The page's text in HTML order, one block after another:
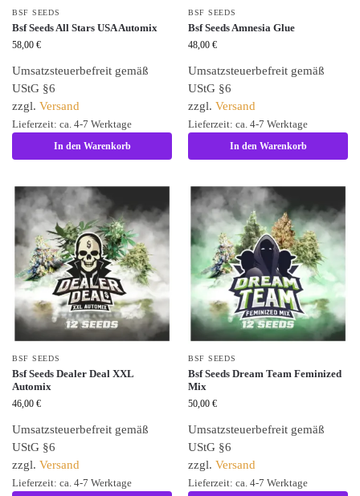
BSF SEEDS
Bsf Seeds All Stars USA Automix
58,00 €
Umsatzsteuerbefreit gemäß
UStG §6
zzgl. Versand
Lieferzeit: ca. 4-7 Werktage
In den Warenkorb
BSF SEEDS
Bsf Seeds Amnesia Glue
48,00 €
Umsatzsteuerbefreit gemäß
UStG §6
zzgl. Versand
Lieferzeit: ca. 4-7 Werktage
In den Warenkorb
BSF SEEDS
Bsf Seeds Dealer Deal XXL
Automix
46,00 €
Umsatzsteuerbefreit gemäß
UStG §6
zzgl. Versand
Lieferzeit: ca. 4-7 Werktage
BSF SEEDS
Bsf Seeds Dream Team Feminized
Mix
50,00 €
Umsatzsteuerbefreit gemäß
UStG §6
zzgl. Versand
Lieferzeit: ca. 4-7 Werktage